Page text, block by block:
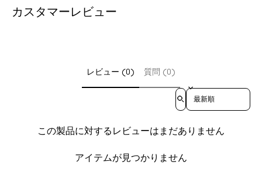
カスタマーレビュー
レビュー (0) 質問 (0)
Sort reviews by
この製品に対するレビューはまだありません
アイテムが見つかりません